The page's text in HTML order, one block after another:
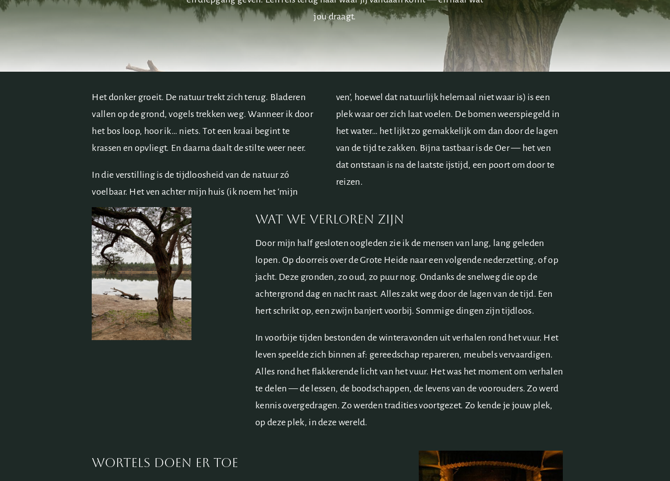
jou draagt.
Het donker groeit. De natuur trekt zich terug. Bladeren
vallen op de grond, vogels trekken weg. Wanneer ik door
het bos loop, hoor ik… niets. Tot een kraai begint te
krassen en opvliegt. En daarna daalt de stilte weer neer.
In die verstilling is de tijdloosheid van de natuur zó
voelbaar. Het ven achter mijn huis (ik noem het ‘mijn
ven’, hoewel dat natuurlijk helemaal niet waar is) is een
plek waar oer zich laat voelen. De bomen weerspiegeld in
het water… het lijkt zo gemakkelijk om dan door de lagen
van de tijd te zakken. Bijna tastbaar is de Oer — het ven
dat ontstaan is na de laatste ijstijd, een poort om door te
reizen.
wat we verloren zijn
Door mijn half gesloten oogleden zie ik de mensen van lang, lang geleden
lopen. Op doorreis over de Grote Heide naar een volgende nederzetting, of op
jacht. Deze gronden, zo oud, zo puur nog. Ondanks de snelweg die op de
achtergrond dag en nacht raast. Alles zakt weg door de lagen van de tijd. Een
hert schrikt op, een zwijn banjert voorbij. Sommige dingen zijn tijdloos.
In voorbije tijden bestonden de winteravonden uit verhalen rond het vuur. Het
leven speelde zich binnen af: gereedschap repareren, meubels vervaardigen.
Alles rond het flakkerende licht van het vuur. Het was het moment om verhalen
te delen — de lessen, de boodschappen, de levens van de voorouders. Zo werd
kennis overgedragen. Zo werden tradities voortgezet. Zo kende je jouw plek,
op deze plek, in deze wereld.
wortels doen er toe